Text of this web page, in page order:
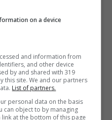
circondato da
hanno fatto
venisse inserita
‘Unesco , dei luoghi
mondiale
on a device
and information from
and other device
by and shared with 319
this site. We and our partners
List of partners.
personal data on the basis
can object to by managing
at the bottom of this page